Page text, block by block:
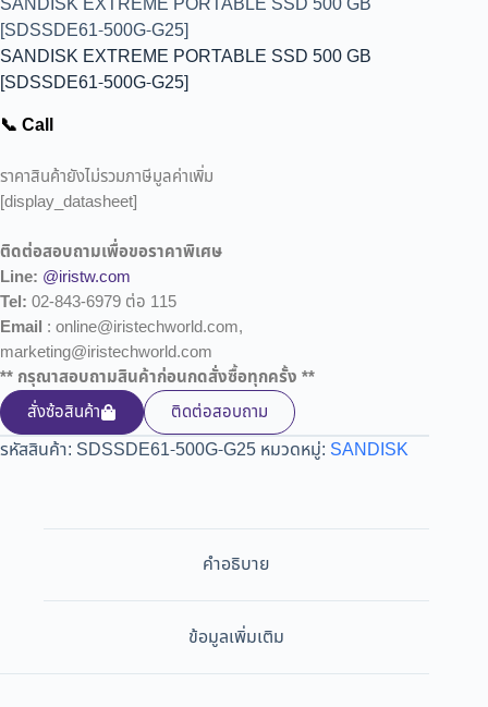
[SDSSDE61-500G-G25]
SANDISK EXTREME PORTABLE SSD 500 GB
[SDSSDE61-500G-G25]
📞 Call
ราคาสินค้ายังไม่รวมภาษีมูลค่าเพิ่ม
[display_datasheet]
ติดต่อสอบถามเพื่อขอราคาพิเศษ
Line: @iristw.com
Tel: 02-843-6979 ต่อ 115
Email : online@iristechworld.com,
marketing@iristechworld.com
** กรุณาสอบถามสินค้าก่อนกดสั่งซื้อทุกครั้ง **
สั่งซ้อสินค้า
ติดต่อสอบถาม
รหัสสินค้า: SDSSDE61-500G-G25 หมวดหมู่: SANDISK
คำอธิบาย
ข้อมูลเพิ่มเติม